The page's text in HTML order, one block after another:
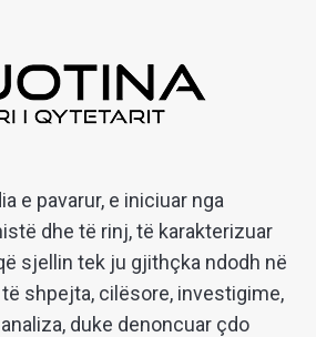
e pavarur, e iniciuar nga
dhe të rinj, të karakterizuar
sjellin tek ju gjithçka ndodh në
shpejta, cilësore, investigime,
duke denoncuar çdo